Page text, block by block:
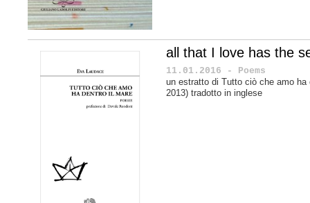
all that I love has the
11.01.2016 - Poems
un estratto di Tutto ciò che amo
2013) tradotto in inglese